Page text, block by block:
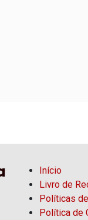
Início
Livro de
Políticas
Política de